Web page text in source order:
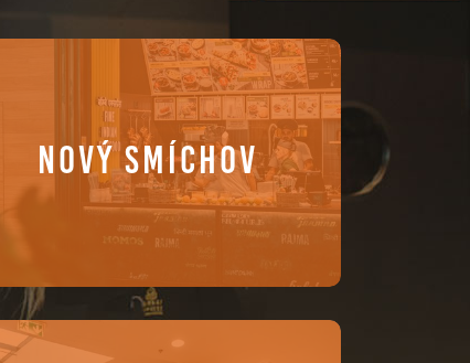
NOVÝ SMÍCHOV